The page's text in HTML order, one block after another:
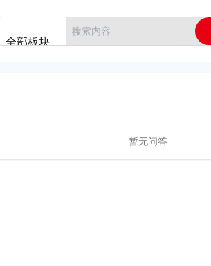
全部板块
暂无问答